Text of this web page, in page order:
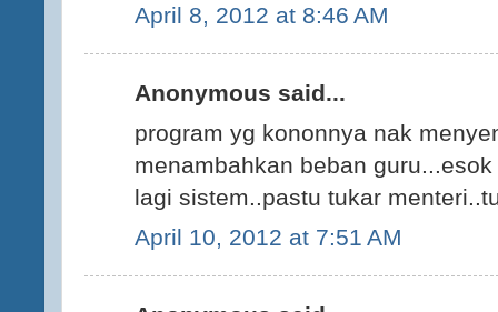
April 8, 2012 at 8:46 AM
Anonymous said...
program yg kononnya nak
menambahkan beban
lagi sistem..pastu tukar
April 10, 2012 at 7:51 AM